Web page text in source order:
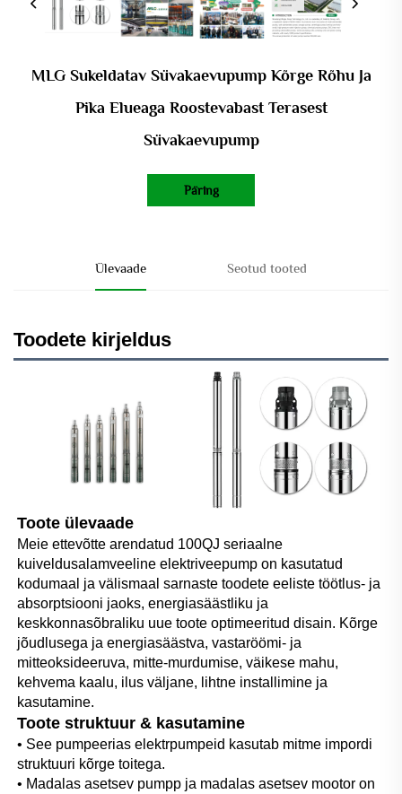
MLG Sukeldatav Süvakaevupump Kõrge Rõhu Ja
Pika Elueaga Roostevabast Terasest
Süvakaevupump
Päring
Ülevaade Seotud tooted
Toodete kirjeldus
Toote ülevaade
Meie ettevõtte arendatud 100QJ seriaalne
kuiveldusalamveeline elektriveepump on kasutatud
kodumaal ja välismaal sarnaste toodete eeliste töötlus- ja
absorptsiooni jaoks, energiasäästliku ja
keskkonnasõbraliku uue toote optimeeritud disain. Kõrge
jõudlusega ja energiasäästva, vastaröömi- ja
mitteoksideeruva, mitte-murdumise, väikese mahu,
kehvema kaalu, ilus väljane, lihtne installimine ja
kasutamine.
Toote struktuur & kasutamine
• See pumpeerias elektrpumpeid kasutab mitme impordi
struktuuri kõrge toitega.
• Madalas asetsev pumpp ja madalas asetsev mootor on